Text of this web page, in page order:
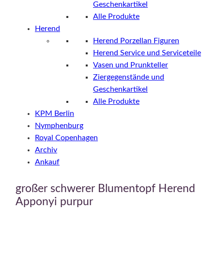
Geschenkartikel
Alle Produkte
Herend
Herend Porzellan Figuren
Herend Service und Serviceteile
Vasen und Prunkteller
Ziergegenstände und
Geschenkartikel
Alle Produkte
KPM Berlin
Nymphenburg
Royal Copenhagen
Archiv
Ankauf
großer schwerer Blumentopf Herend
Apponyi purpur